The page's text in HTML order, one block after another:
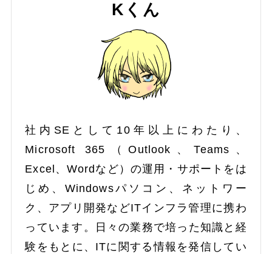
Kくん
社内SEとして10年以上にわたり、
Microsoft 365（Outlook、Teams、
Excel、Wordなど）の運用・サポートをは
じめ、Windowsパソコン、ネットワー
ク、アプリ開発などITインフラ管理に携わ
っています。日々の業務で培った知識と経
験をもとに、ITに関する情報を発信してい